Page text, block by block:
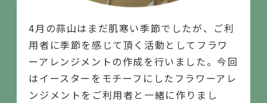
4月の蒜山はまだ肌寒い季節でしたが、ご利
用者に季節を感じて頂く活動として フラワ
ーアレンジメントの作成を行いました。今回
はイースターをモチーフにしたフラワーアレ
ンジメントをご利用者と一緒に作りまし